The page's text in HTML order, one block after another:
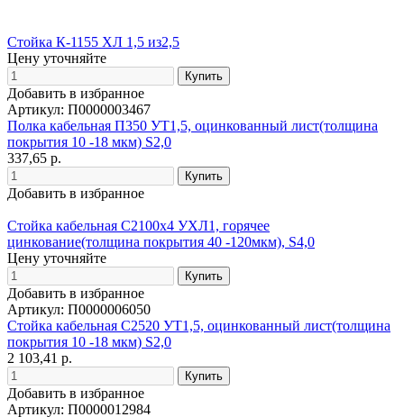
Стойка К-1155 ХЛ 1,5 из2,5
Цену уточняйте
Добавить в избранное
Артикул: П0000003467
Полка кабельная П350 УТ1,5, оцинкованный лист(толщина
покрытия 10 -18 мкм) S2,0
337,65 р.
Добавить в избранное
Стойка кабельная С2100х4 УХЛ1, горячее
цинкование(толщина покрытия 40 -120мкм), S4,0
Цену уточняйте
Добавить в избранное
Артикул: П0000006050
Стойка кабельная С2520 УТ1,5, оцинкованный лист(толщина
покрытия 10 -18 мкм) S2,0
2 103,41 р.
Добавить в избранное
Артикул: П0000012984